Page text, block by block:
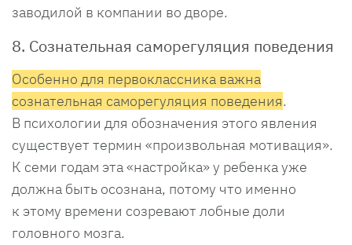
заводилой в компании во дворе.
8. Сознательная саморегуляция поведения
Особенно для первоклассника важна
сознательная саморегуляция поведения.
В психологии для обозначения этого явления
существует термин «произвольная мотивация».
К семи годам эта «настройка» у ребенка уже
должна быть осознана, потому что именно
к этому времени созревают лобные доли
головного мозга.